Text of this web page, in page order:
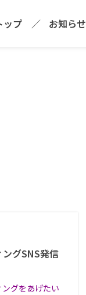
ップ お知らせ
ングSNS発信
グをあげたい